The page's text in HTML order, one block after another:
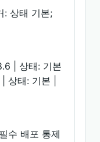
: 상태 기본;
| 상태: 기본
상태: 기본 |
수 배포 통제